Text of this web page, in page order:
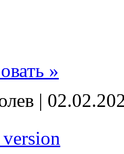
»
|